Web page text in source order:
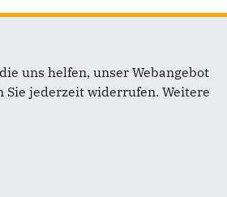
uns helfen, unser Webangebot
jederzeit widerrufen. Weitere